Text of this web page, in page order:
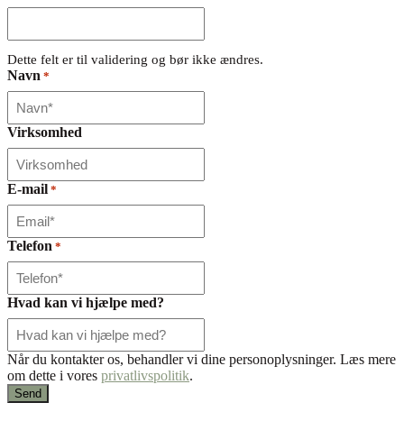
Dette felt er til validering og bør ikke ændres.
Navn *
Virksomhed
E-mail *
Telefon *
Hvad kan vi hjælpe med?
Når du kontakter os, behandler vi dine personoplysninger. Læs mere
om dette i vores privatlivspolitik.